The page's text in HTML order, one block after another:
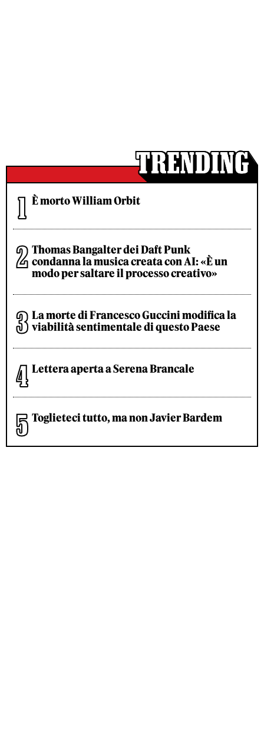
È morto William Orbit
Thomas Bangalter dei Daft Punk
condanna la musica creata con AI: «È un
modo per saltare il processo creativo»
La morte di Francesco Guccini modifica la
viabilità sentimentale di questo Paese
Lettera aperta a Serena Brancale
Toglieteci tutto, ma non Javier Bardem